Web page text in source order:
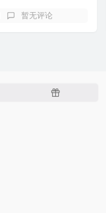
暂无评论
随